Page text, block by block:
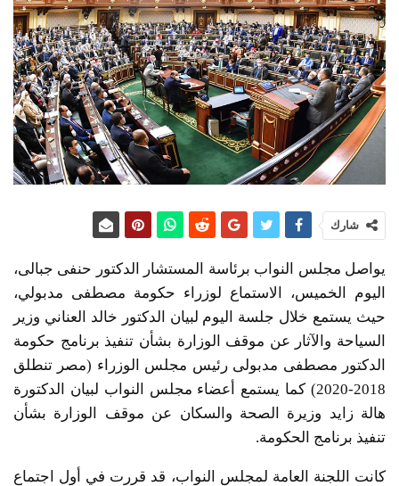
شارك
يواصل مجلس النواب برئاسة المستشار الدكتور حنفى جبالى،
اليوم الخميس، الاستماع لوزراء حكومة مصطفى مدبولي،
حيث يستمع خلال جلسة اليوم لبيان الدكتور خالد العناني وزير
السياحة والآثار عن موقف الوزارة بشأن تنفيذ برنامج حكومة
الدكتور مصطفى مدبولى رئيس مجلس الوزراء (مصر تنطلق
2018-2020) كما يستمع أعضاء مجلس النواب لبيان الدكتورة
هالة زايد وزيرة الصحة والسكان عن موقف الوزارة بشأن
تنفيذ برنامج الحكومة.
كانت اللجنة العامة لمجلس النواب، قد قررت في أول اجتماع